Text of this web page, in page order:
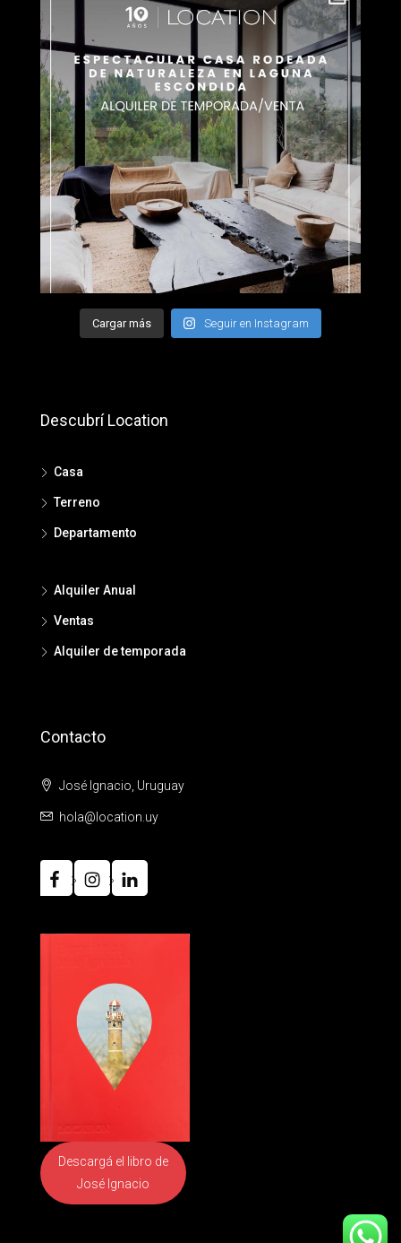
Cargar más Seguir en Instagram
Descubrí Location
Casa
Terreno
Departamento
Alquiler Anual
Ventas
Alquiler de temporada
Contacto
José Ignacio, Uruguay
hola@location.uy
Descargá el libro de
José Ignacio